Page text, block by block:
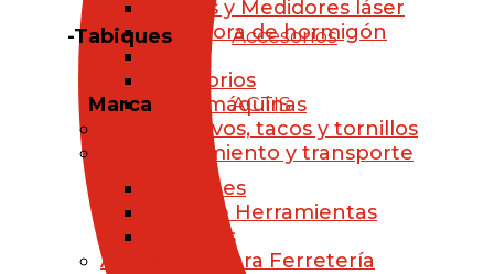
Niveles y Medidores láser
Clavadora de hormigón
Accesorios
Otras máquinas
Brocas, clavos, tacos y tornillos
Almacenamiento y transporte
Maletines
Cajas de Herramientas
Mochilas
Accesorios para Ferretería
-Tabiques Accesorios
Marca ACTIS